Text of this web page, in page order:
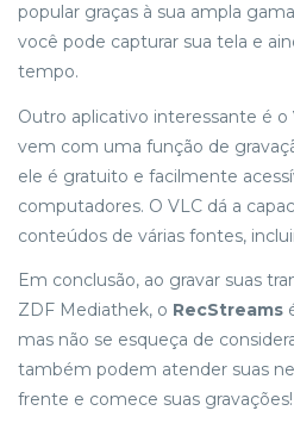
popular graças à sua ampla
você pode capturar sua tela e
tempo.
Outro aplicativo interessante é o
vem com uma função de
ele é gratuito e facilmente
computadores. O VLC dá a
conteúdos de várias fontes,
Em conclusão, ao gravar suas
ZDF Mediathek, o RecStreams
mas não se esqueça de
também podem atender suas
frente e comece suas gravações!